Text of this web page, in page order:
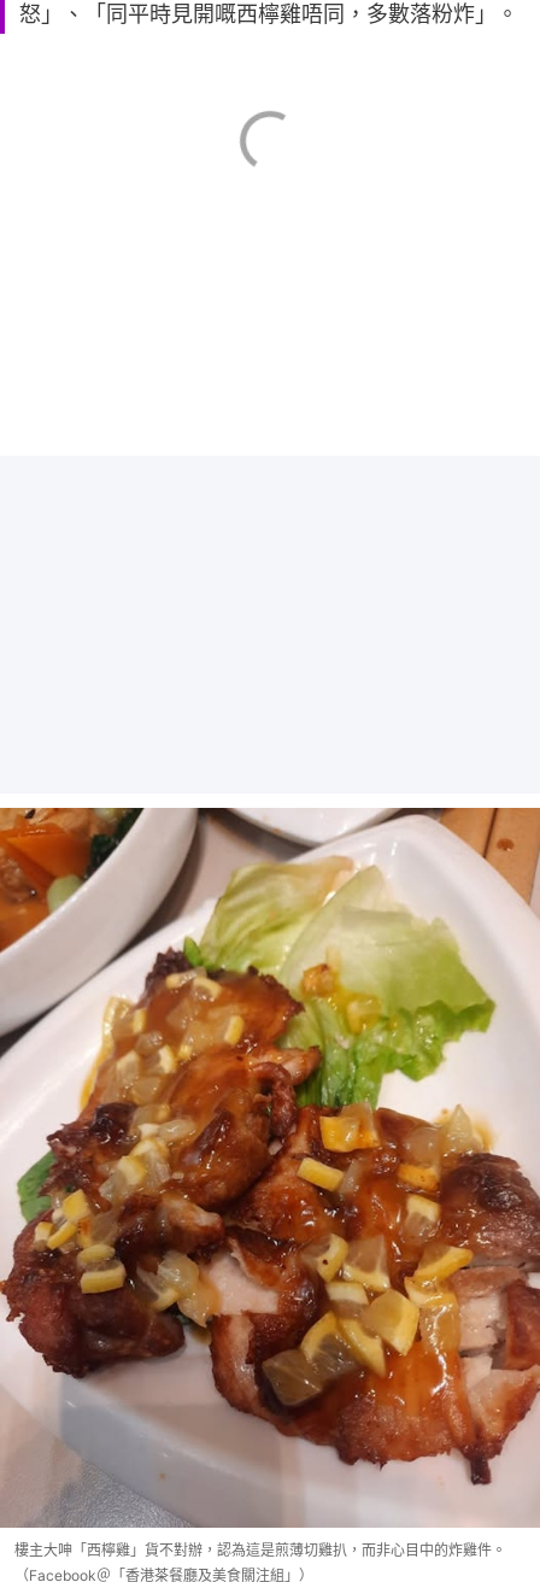
怒」、「同平時見開嘅西檸雞唔同，多數落粉炸」。
樓主大呻「西檸雞」貨不對辦，認為這是煎薄切雞扒，而非心目中的炸雞件。
（Facebook＠「香港茶餐廳及美食關注組」）